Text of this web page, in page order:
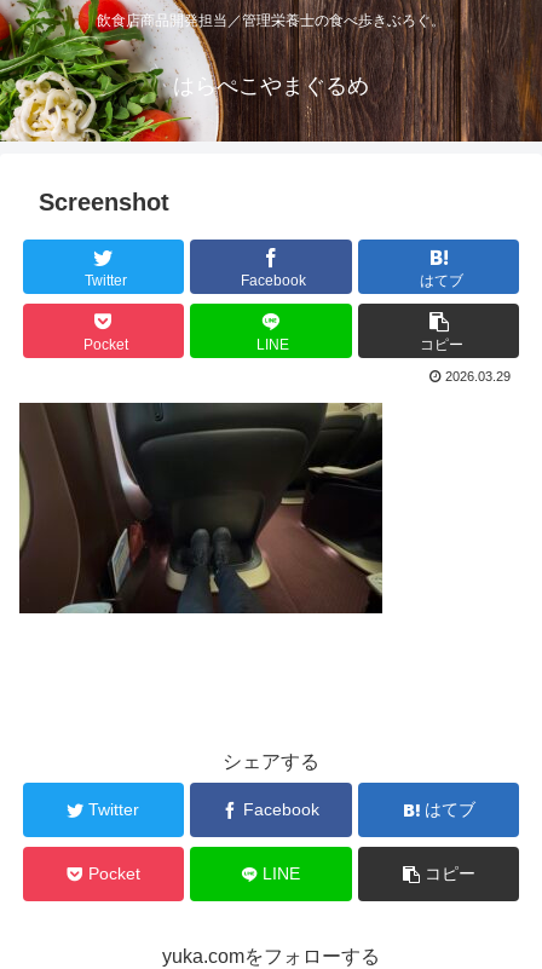
飲食店商品開発担当／管理栄養士の食べ歩きぶろぐ。
はらぺこやまぐるめ
Screenshot
Twitter Facebook はてブ
Pocket LINE コピー
2026.03.29
シェアする
Twitter Facebook はてブ
Pocket LINE コピー
yuka.comをフォローする